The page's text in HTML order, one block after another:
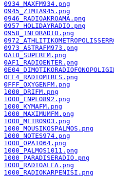
0934_MAXFM934.png
0945_ZIMIA945.png
0946_RADIOAKROAMA.png
0957_HOLIDAYRADIO.png
0958_INFORADIO.png
0973_ASTRAFM973.png
0A10_SUPERFM.png
0AF1_RADIOENTER.png
0FF4_RADIOMIRES.png
0FFF_OXYGENFM.png
1000_DRIFM.png
1000_ENPLO892.png
1000_KYMAFM.png
1000_MAXIMUMFM.png
1000_METRO903.png
1000_MOUSIKOSPALMOS.png
1000_NOTES974.png
1000_OPA1064.png
1000_PALMOS1011.png
1000_PARADISERADIO.png
1000_RADIOALFA.png
1000_RADIOKARPENISI.png